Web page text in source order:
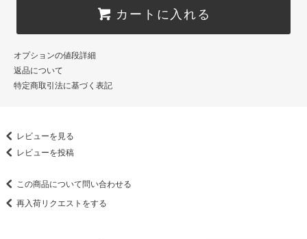
カートに入れる
オプションの値段詳細
返品について
特定商取引法に基づく表記
レビューを見る
レビューを投稿
この商品について問い合わせる
再入荷リクエストをする